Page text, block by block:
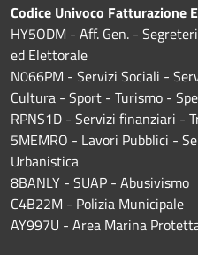
Codice Univoco Fatturazione
HY5ODM - Aff. Gen. -
ed Elettorale
N066PM - Servizi Sociali -
Cultura - Sport - Turismo -
RPNS1D - Servizi finanziari -
5MEMRO - Lavori Pubblici -
Urbanistica
8BANLY - SUAP - Abusivismo
C4B22M - Polizia Municipale
AY997U - Area Marina